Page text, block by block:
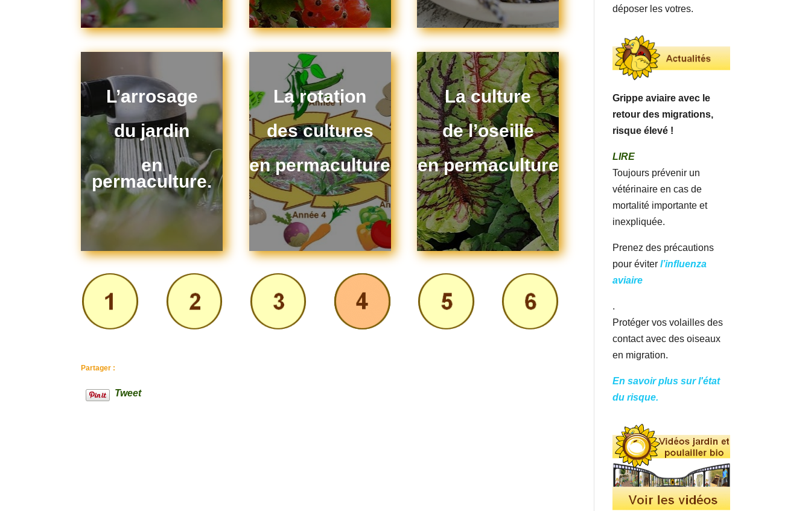
L’arrosage
du jardin
en
permaculture.
La rotation
des cultures
en permaculture
La culture
de l’oseille
en permaculture
Partager :
Tweet
déposer les votres.
Grippe aviaire avec le
retour des migrations,
risque élevé !
LIRE
Toujours prévenir un
vétérinaire en cas de
mortalité importante et
inexpliquée.
Prenez des précautions
pour éviterl’influenza
aviaire
.
Protéger vos volailles des
contact avec des oiseaux
en migration.
En savoir plus sur l'état
du risque.